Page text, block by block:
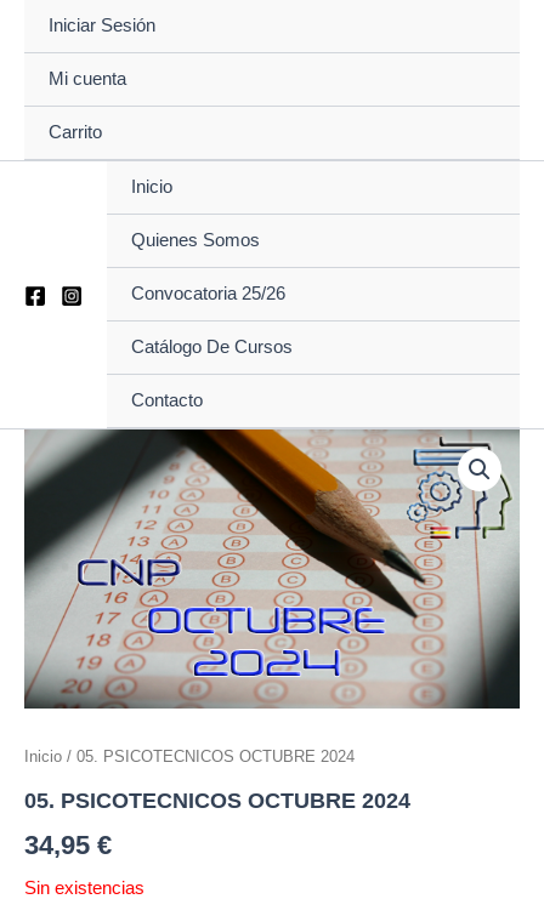
contenido
Iniciar Sesión
Mi cuenta
Carrito
Inicio
Quienes Somos
Convocatoria 25/26
Catálogo De Cursos
Contacto
Inicio / 05. PSICOTECNICOS OCTUBRE 2024
05. PSICOTECNICOS OCTUBRE 2024
34,95 €
Sin existencias